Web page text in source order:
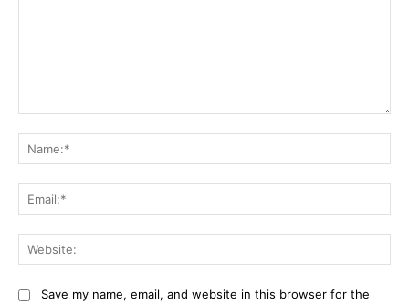
Save my name, email, and website in this browser for the